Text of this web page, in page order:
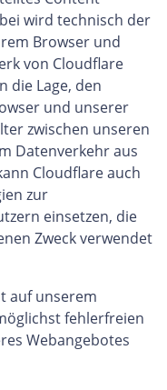
wird technisch der
Browser und
von Cloudflare
die Lage, den
und unserer
zwischen unseren
Datenverkehr aus
Cloudflare auch
zur
einsetzen, die
Zweck verwendet
auf unserem
fehlerfreien
Webangebotes